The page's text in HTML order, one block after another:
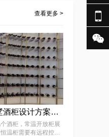
某街道专用藏酒窖红酒酒厂厂家案例详解，让酒厂新款藏酒窖订制变得简单
查看更多 >
西湖区阳光花园·别墅酒柜设计方案推荐
酒柜，常温开放柜展
温柜需要有远程控制

